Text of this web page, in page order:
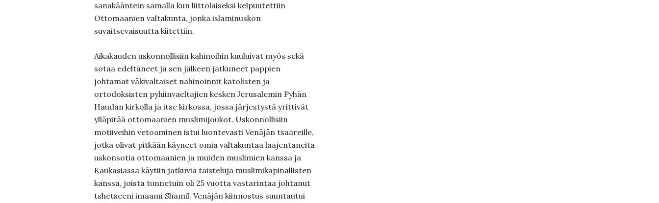
sanakääntein samalla kun liittolaiseksi kelpuutettiin
Ottomaanien valtakunta, jonka islaminuskon
suvaitsevaisuutta kiitettiin.
Aikakauden uskonnollisiin kahinoihin kuuluivat myös sekä
sotaa edeltäneet ja sen jälkeen jatkuneet pappien
johtamat väkivaltaiset nahinoinnit katolisten ja
ortodoksisten pyhiinvaeltajien kesken Jerusalemin Pyhän
Haudan kirkolla ja itse kirkossa, jossa järjestystä yrittivät
ylläpitää ottomaanien muslimijoukot. Uskonnollisiin
motiiveihin vetoaminen istui luontevasti Venäjän tsaareille,
jotka olivat pitkään käyneet omia valtakuntaa laajentaneita
uskonsotia ottomaanien ja muiden muslimien kanssa ja
Kaukasiassa käytiin jatkuvia taisteluja muslimikapinallisten
kanssa, joista tunnetuin oli 25 vuotta vastarintaa johtanut
tshetseeni imaami Shamil. Venäjän kiinnostus suuntautui